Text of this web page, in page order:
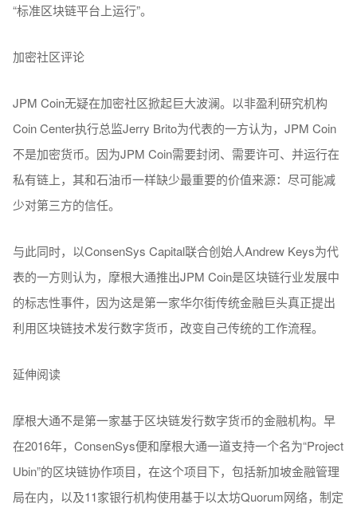
“标准区块链平台上运行”。
加密社区评论
JPM Coin无疑在加密社区掀起巨大波澜。以非盈利研究机构
Coin Center执行总监Jerry Brito为代表的一方认为，JPM Coin
不是加密货币。因为JPM Coin需要封闭、需要许可、并运行在
私有链上，其和石油币一样缺少最重要的价值来源：尽可能减
少对第三方的信任。
与此同时，以ConsenSys Capital联合创始人Andrew Keys为代
表的一方则认为，摩根大通推出JPM Coin是区块链行业发展中
的标志性事件，因为这是第一家华尔街传统金融巨头真正提出
利用区块链技术发行数字货币，改变自己传统的工作流程。
延伸阅读
摩根大通不是第一家基于区块链发行数字货币的金融机构。早
在2016年，ConsenSys便和摩根大通一道支持一个名为“Project
Ubin”的区块链协作项目，在这个项目下，包括新加坡金融管理
局在内，以及11家银行机构使用基于以太坊Quorum网络，制定